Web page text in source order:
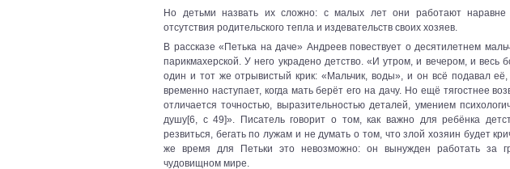
Но детьми назвать их сложно: с малых лет они работают
отсутствия родительского тепла и издевательств своих хозяев.
В рассказе «Петька на даче» Андреев повествует о десятилетнем
парикмахерской. У него украдено детство. «И утром, и вечером, и весь
один и тот же отрывистый крик: «Мальчик, воды», и он всё подавал
временно наступает, когда мать берёт его на дачу. Но ещё тягостнее
отличается точностью, выразительностью деталей, умением
душу[6, с 49]». Писатель говорит о том, как важно для ребёнка
резвиться, бегать по лужам и не думать о том, что злой хозяин будет
же время для Петьки это невозможно: он вынужден работать за
чудовищном мире.